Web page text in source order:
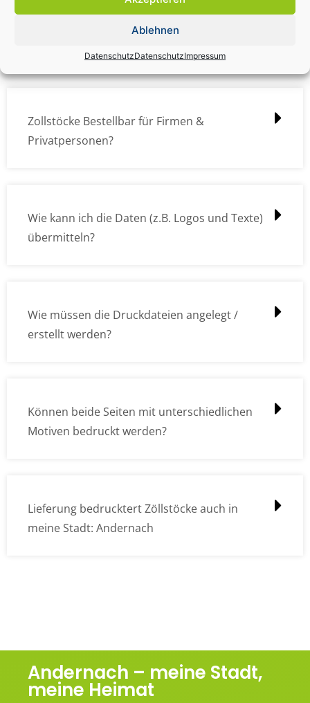
Ablehnen
DatenschutzDatenschutzImpressum
Zollstock Druckdatencheck / Profidatencheck
Zollstöcke Bestellbar für Firmen &
Privatpersonen?
Wie kann ich die Daten (z.B. Logos und Texte)
übermitteln?
Wie müssen die Druckdateien angelegt /
erstellt werden?
Können beide Seiten mit unterschiedlichen
Motiven bedruckt werden?
Lieferung bedrucktert Zöllstöcke auch in
meine Stadt: Andernach
Andernach – meine Stadt,
meine Heimat